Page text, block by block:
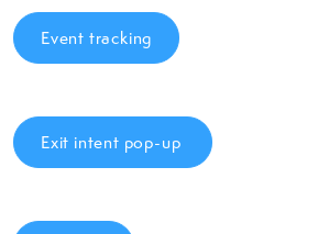
Event tracking
Exit intent pop-up